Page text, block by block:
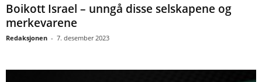
Boikott Israel – unngå disse selskapene og
merkevarene
Redaksjonen - 7. desember 2023